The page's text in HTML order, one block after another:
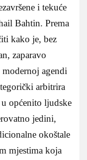
i tekuće
Bahtin. Prema
kako je, bez
zaparavo
agendi
arbitrira
općenito ljudske
jedini,
okoštale
mjestima koja